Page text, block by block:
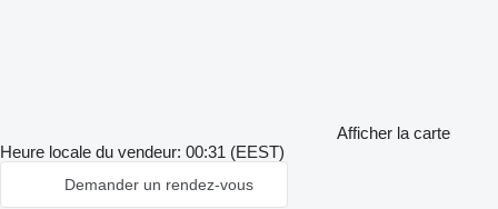
Afficher la carte
Heure locale du vendeur: 00:31 (EEST)
Demander un rendez-vous